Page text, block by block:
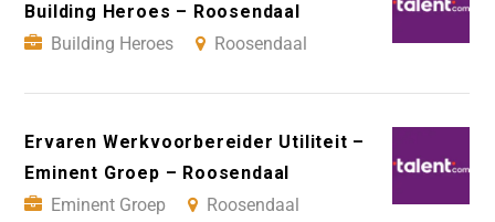
Building Heroes – Roosendaal
Building Heroes
Roosendaal
Ervaren Werkvoorbereider Utiliteit –
Eminent Groep – Roosendaal
Eminent Groep
Roosendaal